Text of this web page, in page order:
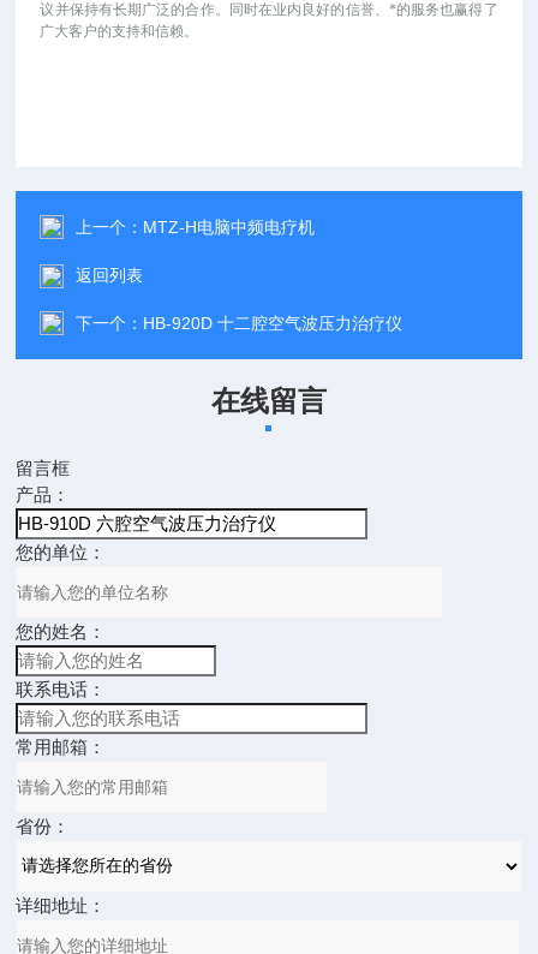
议并保持有长期广泛的合作。同时在业内良好的信誉、*的服务也赢得了
广大客户的支持和信赖。
上一个： MTZ-H电脑中频电疗机
返回列表
下一个： HB-920D 十二腔空气波压力治疗仪
在线留言
留言框
产品：
您的单位：
您的姓名：
联系电话：
常用邮箱：
省份：
详细地址：